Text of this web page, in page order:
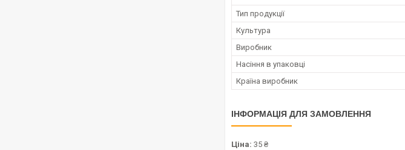
Тип продукції
Культура
Виробник
Насіння в упаковці
Країна виробник
ІНФОРМАЦІЯ ДЛЯ ЗАМОВЛЕННЯ
Ціна: 35 ₴